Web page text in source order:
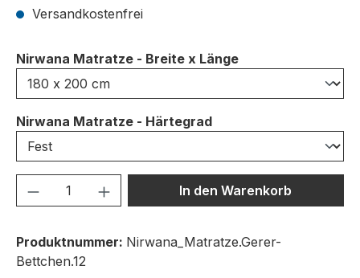
Versandkostenfrei
Nirwana Matratze - Breite x Längeauswählen
Nirwana Matratze - Härtegradauswählen
Produkt Anzahl: Gib denIn den Warenkorb
Produktnummer: Nirwana_Matratze.Gerer-
Bettchen.12